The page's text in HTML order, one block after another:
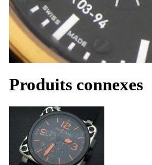
Produits connexes